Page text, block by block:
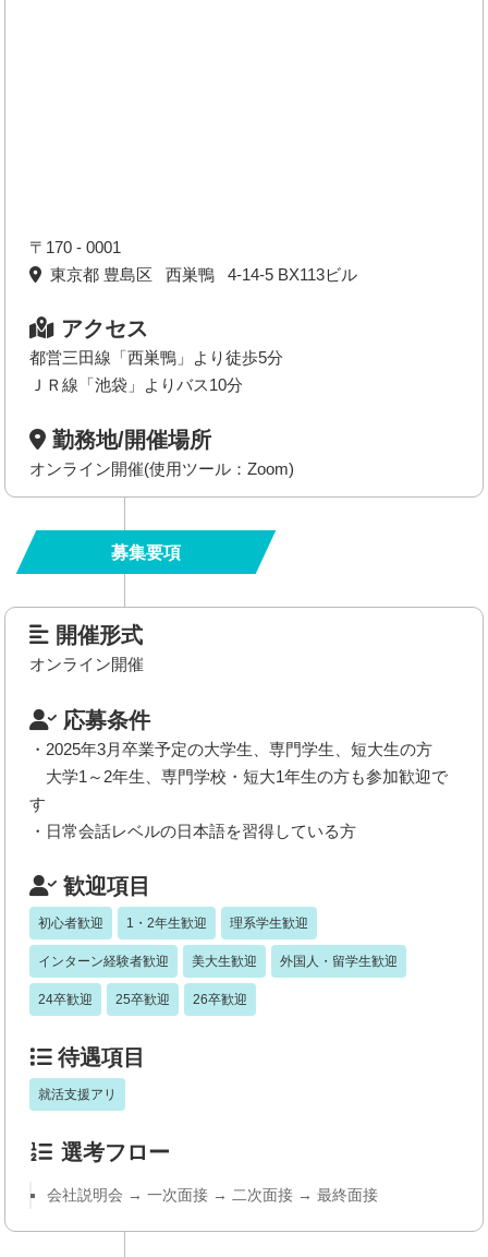
〒170 - 0001
東京都 豊島区 西巣鴨 4-14-5 BX113ビル
アクセス
都営三田線「西巣鴨」より徒歩5分
ＪＲ線「池袋」よりバス10分
勤務地/開催場所
オンライン開催(使用ツール：Zoom)
募集要項
開催形式
オンライン開催
応募条件
・2025年3月卒業予定の大学生、専門学生、短大生の方
大学1～2年生、専門学校・短大1年生の方も参加歓迎で
す
・日常会話レベルの日本語を習得している方
歓迎項目
初心者歓迎 1・2年生歓迎 理系学生歓迎
インターン経験者歓迎 美大生歓迎 外国人・留学生歓迎
24卒歓迎 25卒歓迎 26卒歓迎
待遇項目
就活支援アリ
選考フロー
会社説明会 → 一次面接 → 二次面接 → 最終面接